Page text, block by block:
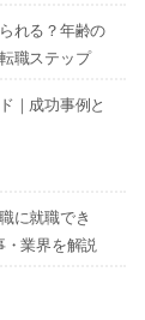
れる？年齢の
職ステップ
｜成功事例と
に就職でき
業界を解説